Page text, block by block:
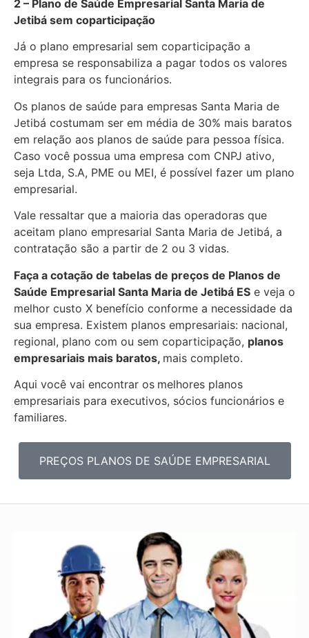
2 – Plano de Saúde Empresarial Santa Maria de
Jetibá sem coparticipação
Já o plano empresarial sem coparticipação a
empresa se responsabiliza a pagar todos os valores
integrais para os funcionários.
Os planos de saúde para empresas Santa Maria de
Jetibá costumam ser em média de 30% mais baratos
em relação aos planos de saúde para pessoa física.
Caso você possua uma empresa com CNPJ ativo,
seja Ltda, S.A, PME ou MEI, é possível fazer um plano
empresarial.
Vale ressaltar que a maioria das operadoras que
aceitam plano empresarial Santa Maria de Jetibá, a
contratação são a partir de 2 ou 3 vidas.
Faça a cotação de tabelas de preços de Planos de
Saúde Empresarial Santa Maria de Jetibá ES e veja o
melhor custo X benefício conforme a necessidade da
sua empresa. Existem planos empresariais: nacional,
regional, plano com ou sem coparticipação, planos
empresariais mais baratos, mais completo.
Aqui você vai encontrar os melhores planos
empresariais para executivos, sócios funcionários e
familiares.
PREÇOS PLANOS DE SAÚDE EMPRESARIAL